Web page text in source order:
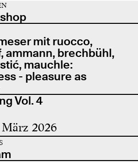
mit ruocco,
ammann, brechbühl,
mauchle:
- pleasure as
Vol. 4
März 2026